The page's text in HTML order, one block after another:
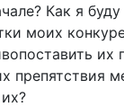
Как я
моих
препятствия